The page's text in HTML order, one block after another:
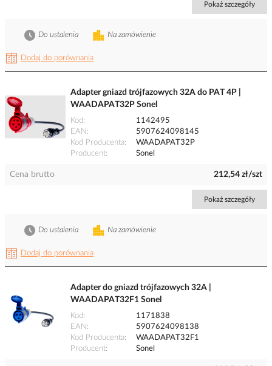
Pokaż szczegóły
Dodaj do porównania
Na zamówienie
Do ustalenia
Adapter gniazd trójfazowych 32A do PAT 4P |
WAADAPAT32P Sonel
Kod
1142495
EAN
5907624098145
Kod Producenta
WAADAPAT32P
Producent
Sonel
Cena brutto 212,54 zł/szt
Pokaż szczegóły
Dodaj do porównania
Na zamówienie
Do ustalenia
Adapter do gniazd trójfazowych 32A |
WAADAPAT32F1 Sonel
Kod
1171838
EAN
5907624098138
Kod Producenta
WAADAPAT32F1
Producent
Sonel